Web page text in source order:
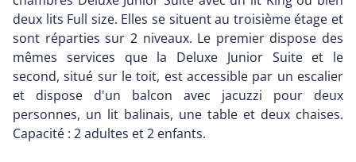
deux lits Full size. Elles se situent au troisième étage et
sont réparties sur 2 niveaux. Le premier dispose des
mêmes services que la Deluxe Junior Suite et le
second, situé sur le toit, est accessible par un escalier
et dispose d'un balcon avec jacuzzi pour deux
personnes, un lit balinais, une table et deux chaises.
Capacité : 2 adultes et 2 enfants.